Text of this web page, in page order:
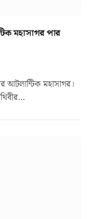
মহাসাগর পার
মহাসাগর।